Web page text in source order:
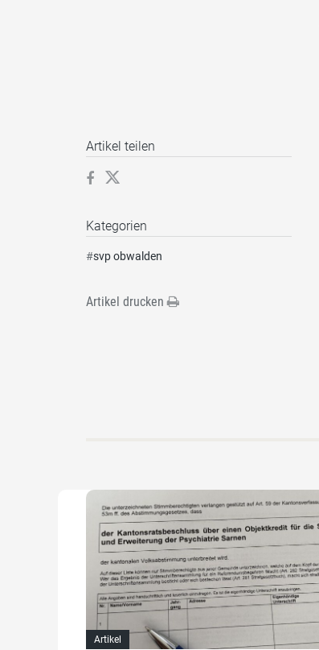
Artikel teilen
Kategorien
#svp obwalden
Artikel drucken
Artikel